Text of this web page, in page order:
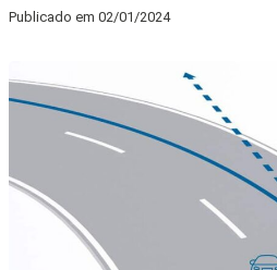
Publicado em 02/01/2024